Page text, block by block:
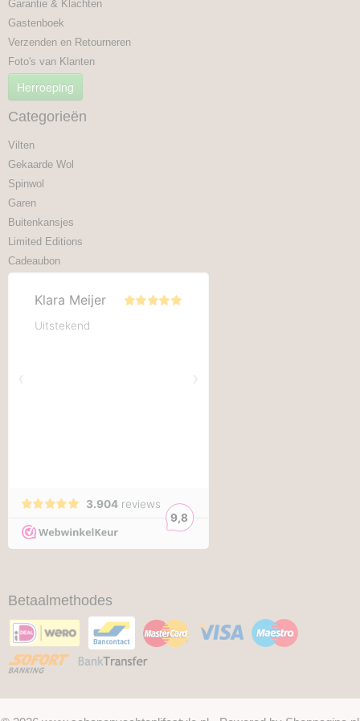
Garantie & Klachten
Gastenboek
Verzenden en Retourneren
Foto's van Klanten
Herroeping
Categorieën
Vilten
Gekaarde Wol
Spinwol
Garen
Buitenkansjes
Limited Editions
Cadeaubon
Betaalmethodes